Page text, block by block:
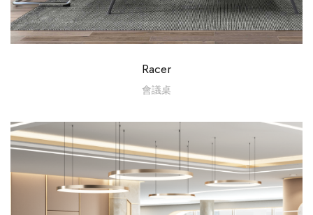
Racer
會議桌